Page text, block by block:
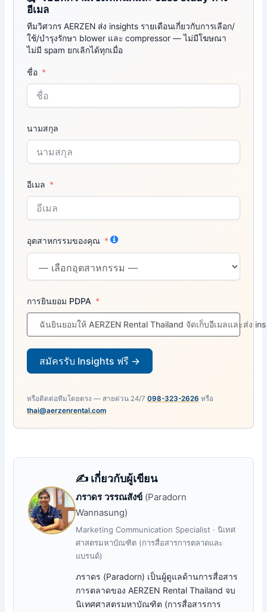
อีเมล
ทีมวิศวกร AERZEN ส่ง insights รายเดือนเกี่ยวกับการเลือก/
ใช้/บำรุงรักษา blower และ compressor — ไม่มีโฆษณา
ไม่มี spam ยกเลิกได้ทุกเมื่อ
ชื่อ
นามสกุล
อีเมล
อุตสาหกรรมของคุณ
การยินยอม PDPA
ฉันยินยอมให้ AERZEN Rental Thailand จัดเก็บอีเมลและส่ง
สมัครรับ Insights ฟรี →
หรือติดต่อทีมโดยตรง — สายด่วน 24/7098-323-2626 หรือ
thai@aerzenrental.com
✍️ เกี่ยวกับผู้เขียน
ภราดร วรรณสังข์ (Paradorn
Wannasung)
Marketing Communication Specialist · นิเทศ
ศาสตรมหาบัณฑิต (การสื่อสารการตลาดและ
แบรนด์)
ภราดร (Paradorn) เป็นผู้ดูแลด้านการสื่อสาร
การตลาดของ AERZEN Rental Thailand จบ
นิเทศศาสตรมหาบัณฑิต (การสื่อสารการ